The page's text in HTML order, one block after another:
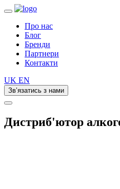
Про нас
Блог
Бренди
Партнери
Контакти
UK EN
Зв’язатись з нами
Дистриб'ютор